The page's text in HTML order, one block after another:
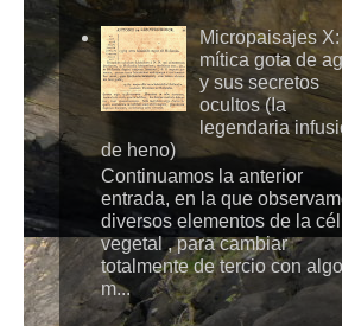
Micropaisajes
mítica gota de
y sus secretos
ocultos (Ia
legendaria
de heno)
Continuamos la anterior
entrada, en la que
diversos elementos de la
vegetal , para cambiar
totalmente de tercio con algo
m...